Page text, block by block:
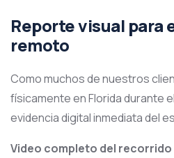
Reporte visual para
remoto
Como muchos de nuestros
físicamente en Florida durante
evidencia digital inmediata del
Video completo del recorrido